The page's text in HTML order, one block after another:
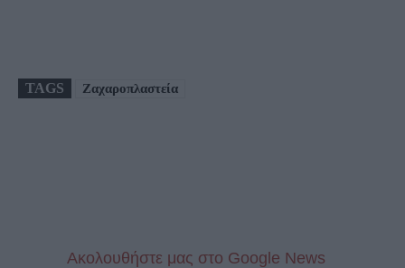
TAGS Ζαχαροπλαστεία
Aκολουθήστε μας στo Google News